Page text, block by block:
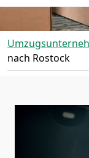
nach Rostock